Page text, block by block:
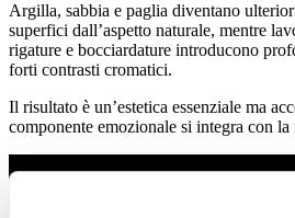
Argilla, sabbia e paglia diventano
superfici dall’aspetto naturale, mentre
rigature e bocciardature introducono
forti contrasti cromatici.
Il risultato è un’estetica essenziale ma
componente emozionale si integra con